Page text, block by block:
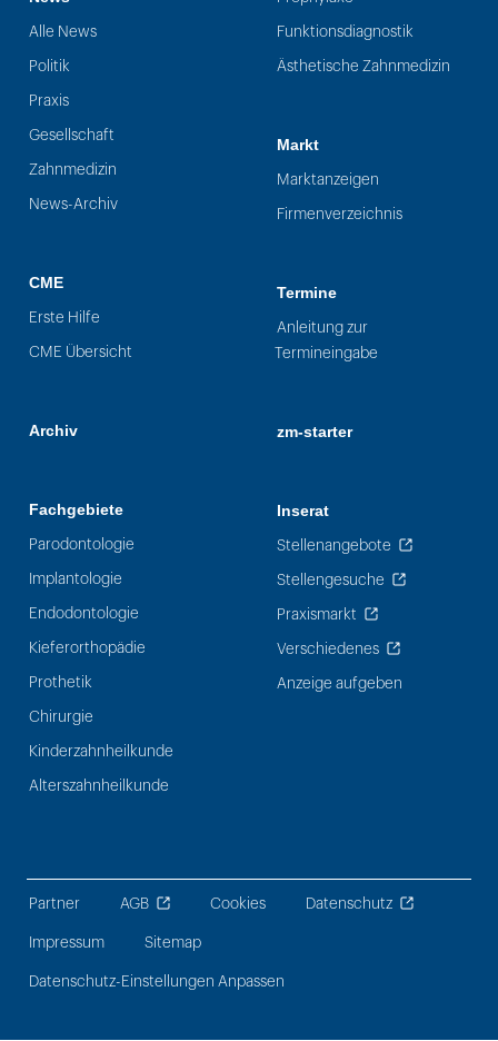
Alle News
Politik
Praxis
Gesellschaft
Zahnmedizin
News-Archiv
CME
Erste Hilfe
CME Übersicht
Archiv
Fachgebiete
Parodontologie
Implantologie
Endodontologie
Kieferorthopädie
Prothetik
Chirurgie
Kinderzahnheilkunde
Alterszahnheilkunde
Funktionsdiagnostik
Ästhetische Zahnmedizin
Markt
Marktanzeigen
Firmenverzeichnis
Termine
Anleitung zur
Termineingabe
zm-starter
Inserat
Stellenangebote
Stellengesuche
Praxismarkt
Verschiedenes
Anzeige aufgeben
Partner AGB Cookies Datenschutz
Impressum Sitemap
Datenschutz-Einstellungen Anpassen